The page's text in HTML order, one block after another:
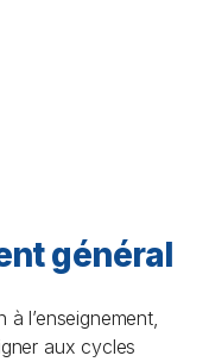
général
l’enseignement,
aux cycles